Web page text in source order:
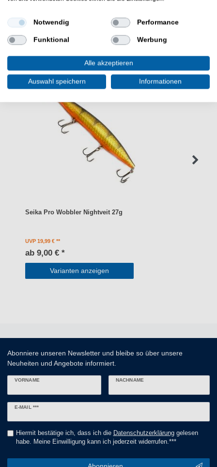
WEITERE INTERESSANTE ARTIKEL
Seika Pro Wobbler Nightveit 27g
UVP 19,99 €
ab 9,00 € *
Varianten anzeigen
Abonniere unseren Newsletter und bleibe so über unsere
Neuheiten und Angebote informiert.
VORNAME NACHNAME
E-MAIL ***
Newsletter
Hiermit bestätige ich, dass ich die Daten­schutz­erklärunggelesen
habe. Meine Einwilligung kann ich jederzeit widerrufen.***
Notwendig Performance
Funktional Werbung
Alle akzeptieren
Auswahl speichern Informationen